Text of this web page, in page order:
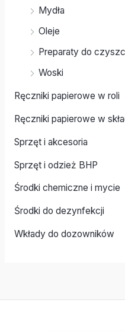
Mydła
Oleje
Preparaty do
Woski
Ręczniki papierowe w roli
Ręczniki papierowe w
Sprzęt i akcesoria
Sprzęt i odzież BHP
Środki chemiczne i mycie
Środki do dezynfekcji
Wkłady do dozowników